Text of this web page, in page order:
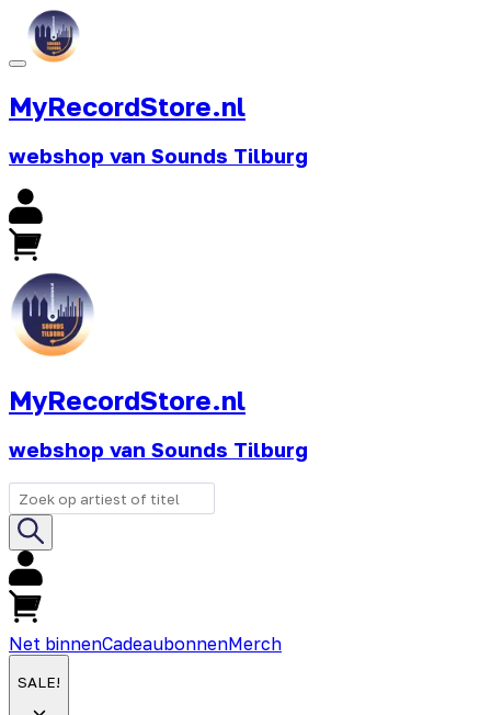
MyRecordStore.nl
webshop van Sounds Tilburg
MyRecordStore.nl
webshop van Sounds Tilburg
Net binnenCadeaubonnenMerch
SALE!